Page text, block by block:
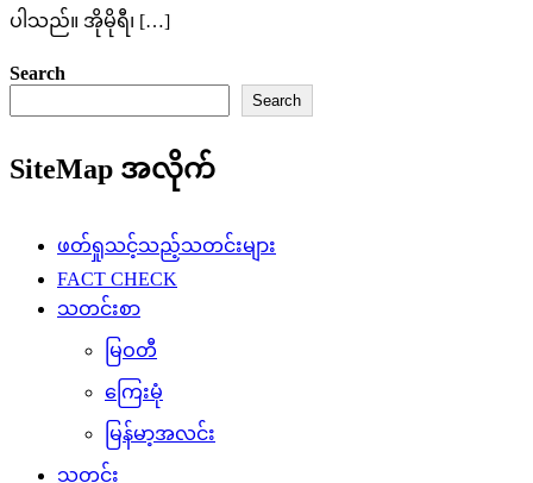
ပါသည်။ အိုမိုရီ၊ […]
Search
Search
SiteMap အလိုက်
ဖတ်ရှုသင့်သည့်သတင်းများ
FACT CHECK
သတင်းစာ
မြဝတီ
ကြေးမုံ
မြန်မာ့အလင်း
သတင်း